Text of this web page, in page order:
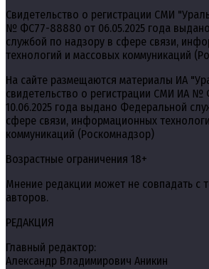
Свидетельство о регистрации СМИ
№ ФС77-88880 от 06.05.2025 года
службой по надзору в сфере связи,
технологий и массовых коммуникаций
На сайте размещаются материалы ИА
свидетельство о регистрации СМИ ИА №
10.06.2025 года выдано Федеральной
сфере связи, информационных
коммуникаций (Роскомнадзор)
Возрастные ограничения 18+
Мнение редакции может не совпадать с
авторов.
РЕДАКЦИЯ
Главный редактор:
Александр Владимирович Аникин